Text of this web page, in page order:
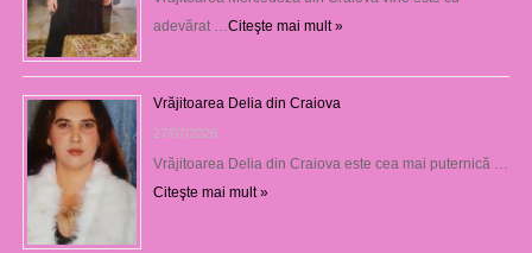
adevărat … Citeşte mai mult »
Vrăjitoarea Delia din Craiova
27/07/2026
Vrăjitoarea Delia din Craiova este cea mai puternică …
Citeşte mai mult »